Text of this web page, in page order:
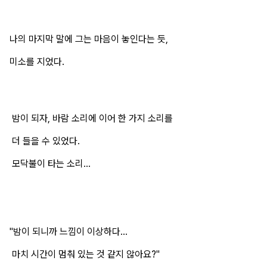
나의 마지막 말에 그는 마음이 놓인다는 듯,
미소를 지었다.
밤이 되자, 바람 소리에 이어 한 가지 소리를
더 들을 수 있었다.
모닥불이 타는 소리...
"밤이 되니까 느낌이 이상하다...
마치 시간이 멈춰 있는 것 같지 않아요?"